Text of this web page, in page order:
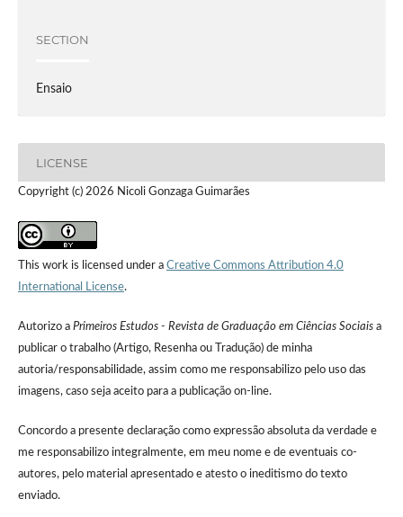
SECTION
Ensaio
LICENSE
Copyright (c) 2026 Nicoli Gonzaga Guimarães
This work is licensed under a Creative Commons Attribution 4.0
International License.
Autorizo a Primeiros Estudos - Revista de Graduação em Ciências Sociaisa
publicar o trabalho (Artigo, Resenha ou Tradução) de minha
autoria/responsabilidade, assim como me responsabilizo pelo uso das
imagens, caso seja aceito para a publicação on-line.
Concordo a presente declaração como expressão absoluta da verdade e
me responsabilizo integralmente, em meu nome e de eventuais co-
autores, pelo material apresentado e atesto o ineditismo do texto
enviado.